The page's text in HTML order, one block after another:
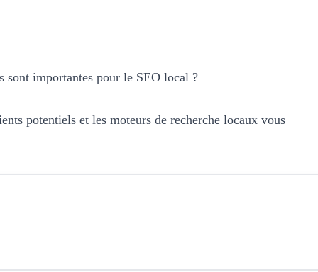
sont importantes pour le SEO local ?
potentiels et les moteurs de recherche locaux vous